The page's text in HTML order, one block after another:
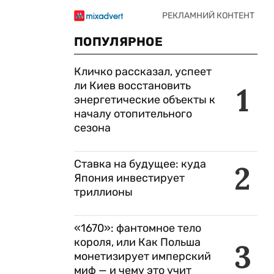
ПОПУЛЯРНОЕ
1
Кличко рассказал, успеет
ли Киев восстановить
энергетические объекты к
началу отопительного
сезона
2
Ставка на будущее: куда
Япония инвестирует
триллионы
3
«1670»: фантомное тело
короля, или Как Польша
монетизирует имперский
миф — и чему это учит